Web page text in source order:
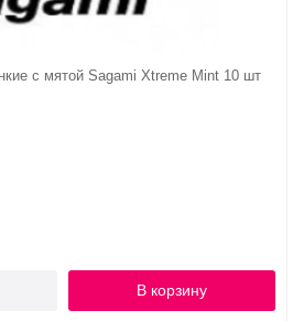
с мятой Sagami Xtreme Mint 10 шт
В корзину